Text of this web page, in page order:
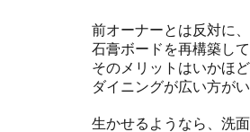
前オーナーとは反対に、
石膏ボードを再構築し
そのメリットはいかほど
ダイニングが広い方が
生かせるようなら、洗